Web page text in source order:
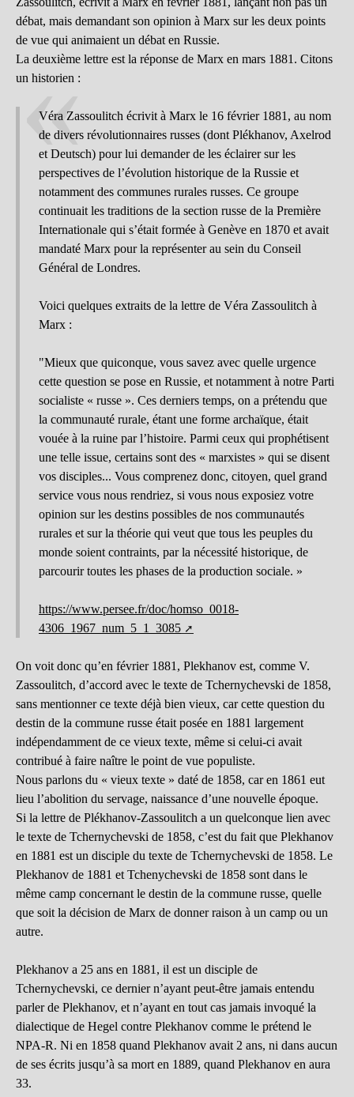
débat, mais demandant son opinion à Marx sur les deux points
de vue qui animaient un débat en Russie.
La deuxième lettre est la réponse de Marx en mars 1881. Citons
un historien :
Véra Zassoulitch écrivit à Marx le 16 février 1881, au nom
de divers révolutionnaires russes (dont Plékhanov, Axelrod
et Deutsch) pour lui demander de les éclairer sur les
perspectives de l’évolution historique de la Russie et
notamment des communes rurales russes. Ce groupe
continuait les traditions de la section russe de la Première
Internationale qui s’était formée à Genève en 1870 et avait
mandaté Marx pour la représenter au sein du Conseil
Général de Londres.
Voici quelques extraits de la lettre de Véra Zassoulitch à
Marx :
"Mieux que quiconque, vous savez avec quelle urgence
cette question se pose en Russie, et notamment à notre Parti
socialiste « russe ». Ces derniers temps, on a prétendu que
la communauté rurale, étant une forme archaïque, était
vouée à la ruine par l’histoire. Parmi ceux qui prophétisent
une telle issue, certains sont des « marxistes » qui se disent
vos disciples... Vous comprenez donc, citoyen, quel grand
service vous nous rendriez, si vous nous exposiez votre
opinion sur les destins possibles de nos communautés
rurales et sur la théorie qui veut que tous les peuples du
monde soient contraints, par la nécessité historique, de
parcourir toutes les phases de la production sociale. »
https://www.persee.fr/doc/homso_0018-
4306_1967_num_5_1_3085
On voit donc qu’en février 1881, Plekhanov est, comme V.
Zassoulitch, d’accord avec le texte de Tchernychevski de 1858,
sans mentionner ce texte déjà bien vieux, car cette question du
destin de la commune russe était posée en 1881 largement
indépendamment de ce vieux texte, même si celui-ci avait
contribué à faire naître le point de vue populiste.
Nous parlons du « vieux texte » daté de 1858, car en 1861 eut
lieu l’abolition du servage, naissance d’une nouvelle époque.
Si la lettre de Plékhanov-Zassoulitch a un quelconque lien avec
le texte de Tchernychevski de 1858, c’est du fait que Plekhanov
en 1881 est un disciple du texte de Tchernychevski de 1858. Le
Plekhanov de 1881 et Tchenychevski de 1858 sont dans le
même camp concernant le destin de la commune russe, quelle
que soit la décision de Marx de donner raison à un camp ou un
autre.
Plekhanov a 25 ans en 1881, il est un disciple de
Tchernychevski, ce dernier n’ayant peut-être jamais entendu
parler de Plekhanov, et n’ayant en tout cas jamais invoqué la
dialectique de Hegel contre Plekhanov comme le prétend le
NPA-R. Ni en 1858 quand Plekhanov avait 2 ans, ni dans aucun
de ses écrits jusqu’à sa mort en 1889, quand Plekhanov en aura
33.